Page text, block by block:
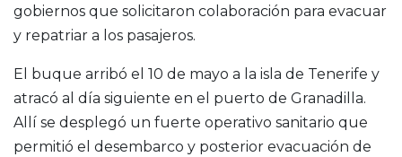
gobiernos que solicitaron colaboración para evacuar
y repatriar a los pasajeros.
El buque arribó el 10 de mayo a la isla de Tenerife y
atracó al día siguiente en el puerto de Granadilla.
Allí se desplegó un fuerte operativo sanitario que
permitió el desembarco y posterior evacuación de